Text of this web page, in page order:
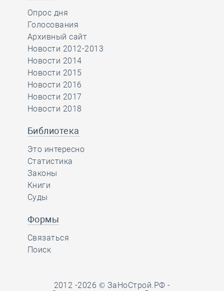
Опрос дня
Голосования
Архивный сайт
Новости 2012-2013
Новости 2014
Новости 2015
Новости 2016
Новости 2017
Новости 2018
Библиотека
Это интересно
Статистика
Законы
Книги
Суды
Формы
Связаться
Поиск
2012 -2026 © ЗаНоСтрой.РФ -